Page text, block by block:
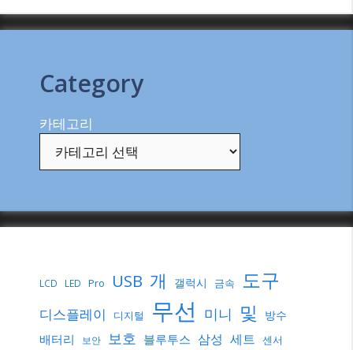
Category
카테고리
LCD LED Pro USB 개 갤럭시 금속 도구
디스플레이 디지털 무선 미니 및 방수
배터리 보안 보호 블루투스 삼성 세트 센서